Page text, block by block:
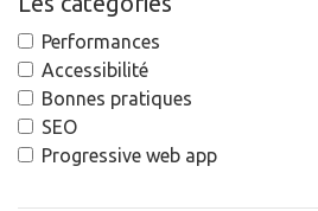
Performances
Accessibilité
Bonnes pratiques
SEO
Progressive web app